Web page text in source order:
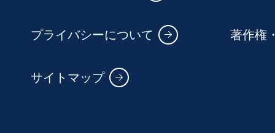
プライバシーについて 著作権
サイトマップ